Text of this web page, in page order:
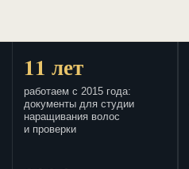
11 лет
работаем с 2015 года:
документы для студии
наращивания волос
и проверки